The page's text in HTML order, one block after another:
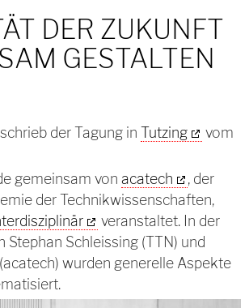
DER ZUKUNFT
GESTALTEN
der Tagung in Tutzing
vom
gemeinsam von acatech
, der
der Technikwissenschaften,
veranstaltet. In der
Stephan Schleissing (TTN) und
wurden generelle Aspekte